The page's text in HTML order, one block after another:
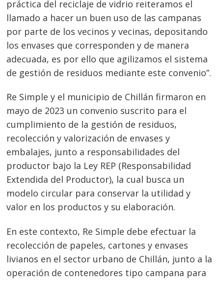
práctica del reciclaje de vidrio reiteramos el
llamado a hacer un buen uso de las campanas
por parte de los vecinos y vecinas, depositando
los envases que corresponden y de manera
adecuada, es por ello que agilizamos el sistema
de gestión de residuos mediante este convenio”.
Re Simple y el municipio de Chillán firmaron en
mayo de 2023 un convenio suscrito para el
cumplimiento de la gestión de residuos,
recolección y valorización de envases y
embalajes, junto a responsabilidades del
productor bajo la Ley REP (Responsabilidad
Extendida del Productor), la cual busca un
modelo circular para conservar la utilidad y
valor en los productos y su elaboración.
En este contexto, Re Simple debe efectuar la
recolección de papeles, cartones y envases
livianos en el sector urbano de Chillán, junto a la
operación de contenedores tipo campana para